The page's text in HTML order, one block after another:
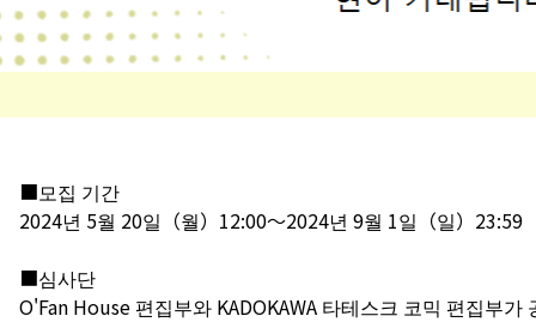
■모집 기간
2024년 5월 20일（월）12:00～2024년 9월 1일（일）23:59
■심사단
O'Fan House 편집부와 KADOKAWA 타테스크 코믹 편집부가